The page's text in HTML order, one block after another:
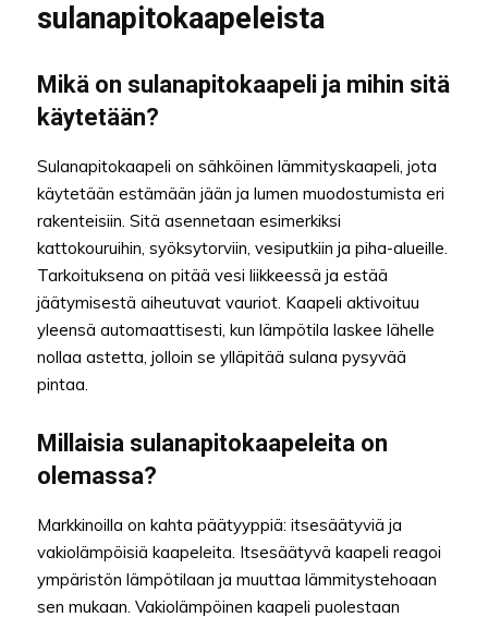
sulanapitokaapeleista
Mikä on sulanapitokaapeli ja mihin sitä
käytetään?
Sulanapitokaapeli on sähköinen lämmityskaapeli, jota
käytetään estämään jään ja lumen muodostumista eri
rakenteisiin. Sitä asennetaan esimerkiksi
kattokouruihin, syöksytorviin, vesiputkiin ja piha-alueille.
Tarkoituksena on pitää vesi liikkeessä ja estää
jäätymisestä aiheutuvat vauriot. Kaapeli aktivoituu
yleensä automaattisesti, kun lämpötila laskee lähelle
nollaa astetta, jolloin se ylläpitää sulana pysyvää
pintaa.
Millaisia sulanapitokaapeleita on
olemassa?
Markkinoilla on kahta päätyyppiä: itsesäätyviä ja
vakio­lämpöisiä kaapeleita. Itsesäätyvä kaapeli reagoi
ympäristön lämpötilaan ja muuttaa lämmitystehoaan
sen mukaan. Vakio­lämpöinen kaapeli puolestaan